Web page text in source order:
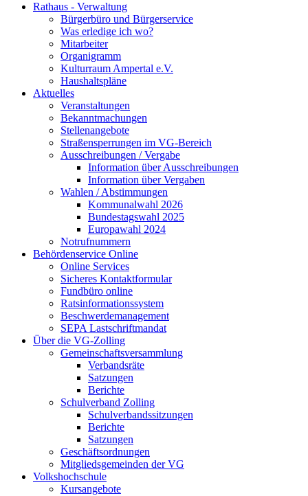
Rathaus - Verwaltung
Bürgerbüro und Bürgerservice
Was erledige ich wo?
Mitarbeiter
Organigramm
Kulturraum Ampertal e.V.
Haushaltspläne
Aktuelles
Veranstaltungen
Bekanntmachungen
Stellenangebote
Straßensperrungen im VG-Bereich
Ausschreibungen / Vergabe
Information über Ausschreibungen
Information über Vergaben
Wahlen / Abstimmungen
Kommunalwahl 2026
Bundestagswahl 2025
Europawahl 2024
Notrufnummern
Behördenservice Online
Online Services
Sicheres Kontaktformular
Fundbüro online
Ratsinformationssystem
Beschwerdemanagement
SEPA Lastschriftmandat
Über die VG-Zolling
Gemeinschaftsversammlung
Verbandsräte
Satzungen
Berichte
Schulverband Zolling
Schulverbandssitzungen
Berichte
Satzungen
Geschäftsordnungen
Mitgliedsgemeinden der VG
Volkshochschule
Kursangebote